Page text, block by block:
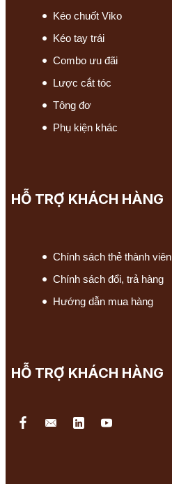
Kéo chuốt Viko
Kéo tay trái
Combo ưu đãi
Lược cắt tóc
Tông đơ
Phụ kiện khác
HỖ TRỢ KHÁCH HÀNG
Chính sách thẻ thành viên
Chính sách đổi, trả hàng
Hướng dẫn mua hàng
HỖ TRỢ KHÁCH HÀNG